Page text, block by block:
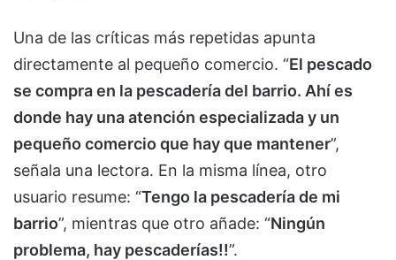
Una de las críticas más repetidas apunta
directamente al pequeño comercio. “El pescado
se compra en la pescadería del barrio. Ahí es
donde hay una atención especializada y un
pequeño comercio que hay que mantener”,
señala una lectora. En la misma línea, otro
usuario resume: “Tengo la pescadería de mi
barrio”, mientras que otro añade: “Ningún
problema, hay pescaderías!!”.